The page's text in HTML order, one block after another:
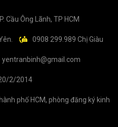
Cầu Ông Lãnh, TP HCM
0908 299.989 Chị Giàu
yentranbinh@gmail.com
2/2014
phố HCM, phòng đăng ký kinh